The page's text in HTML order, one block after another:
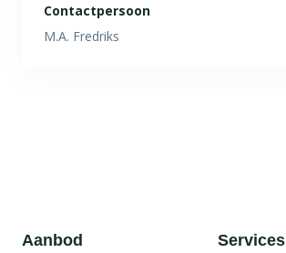
Contactpersoon
M.A. Fredriks
Aanbod Services